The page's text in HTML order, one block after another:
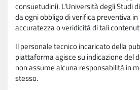
consuetudini). L'Università degli Studi
da ogni obbligo di verifica preventiva
accuratezza o veridicità di tali
Il personale tecnico incaricato della
piattaforma agisce su indicazione del
non assume alcuna responsabilità in
stesso.